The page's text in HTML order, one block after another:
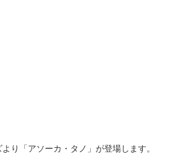
り「アソーカ・タノ」が登場します。